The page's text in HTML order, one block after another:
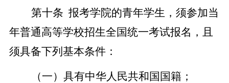
第十条 报考学院的青年学生，须参加当
年普通高等学校招生全国统一考试报名，且
须具备下列基本条件：
（一）具有中华人民共和国国籍；